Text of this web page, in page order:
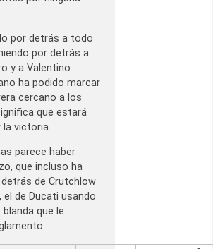
por detrás a todo
por detrás a
y a Valentino
ha podido marcar
cercano a los
que estará
la victoria.
parece haber
que incluso ha
de Crutchlow
el de Ducati usando
que le